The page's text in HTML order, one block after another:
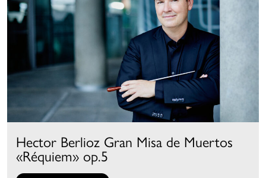
Hector Berlioz Gran Misa de Muertos
«Réquiem» op.5